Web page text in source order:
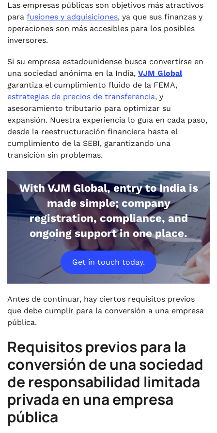
Las empresas públicas son objetivos más atractivos
para fusiones y adquisiciones, ya que sus finanzas y
operaciones son más accesibles para los posibles
inversores.
Si su empresa estadounidense busca convertirse en
una sociedad anónima en la India, VJM Global
garantiza el cumplimiento fluido de la FEMA,
estrategias de precios de transferencia, y
asesoramiento tributario para optimizar su
expansión. Nuestra experiencia lo guía en cada paso,
desde la reestructuración financiera hasta el
cumplimiento de la SEBI, garantizando una
transición sin problemas.
With VJM Global, entry to India is
made simple; company
registration, compliance, and
ongoing support in one place.
Get in touch today.
Antes de continuar, hay ciertos requisitos previos
que debe cumplir para la conversión a una empresa
pública.
Requisitos previos para la
conversión de una sociedad
de responsabilidad limitada
privada en una empresa
pública